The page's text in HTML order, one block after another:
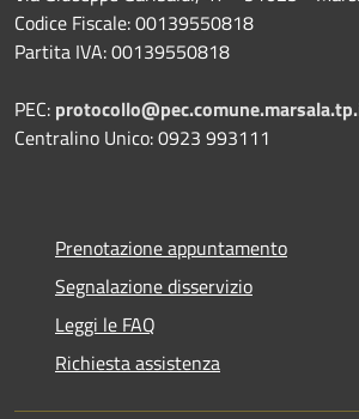
Codice Fiscale: 00139550818
Partita IVA: 00139550818
PEC:
Centralino Unico: 0923 993111
Prenotazione appuntamento
Segnalazione disservizio
Leggi le FAQ
Richiesta assistenza